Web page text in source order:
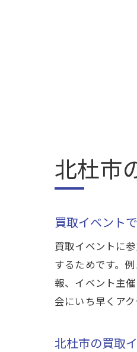
北杜市
買取イベント
買取イベントに
するためです。
報、イベント主
会にいち早くアク
北杜市の買取